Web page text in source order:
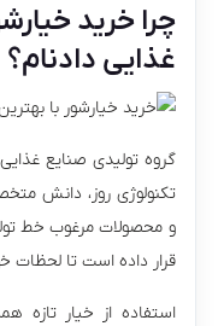
چرا خرید
غذایی دادنام؟
گروه تولیدی صنایع
تکنولوژی روز، دانش
و محصولات مرغوب خط
قرار داده است تا لحظات
استفاده از خیار